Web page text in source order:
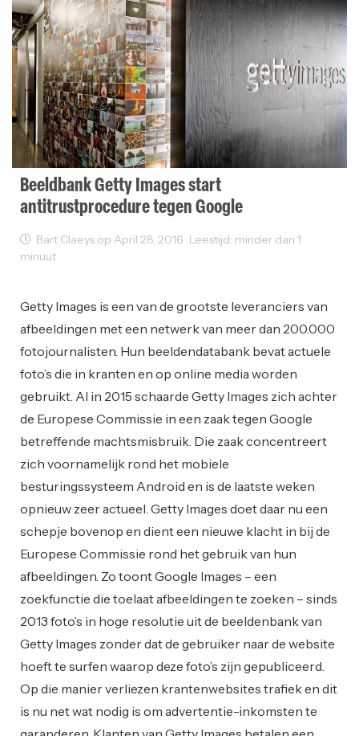
Beeldbank Getty Images start
antitrustprocedure tegen Google
Bart Claeys op April 28, 2016 · Leestijd: minder dan 1
minuut
Getty Images is een van de grootste leveranciers van
afbeeldingen met een netwerk van meer dan 200.000
fotojournalisten. Hun beeldendatabank bevat actuele
foto’s die in kranten en op online media worden
gebruikt. Al in 2015 schaarde Getty Images zich achter
de Europese Commissie in een zaak tegen Google
betreffende machtsmisbruik. Die zaak concentreert
zich voornamelijk rond het mobiele
besturingssysteem Android en is de laatste weken
opnieuw zeer actueel. Getty Images doet daar nu een
schepje bovenop en dient een nieuwe klacht in bij de
Europese Commissie rond het gebruik van hun
afbeeldingen. Zo toont Google Images – een
zoekfunctie die toelaat afbeeldingen te zoeken – sinds
2013 foto’s in hoge resolutie uit de beeldenbank van
Getty Images zonder dat de gebruiker naar de website
hoeft te surfen waarop deze foto’s zijn gepubliceerd.
Op die manier verliezen krantenwebsites trafiek en dit
is nu net wat nodig is om advertentie-inkomsten te